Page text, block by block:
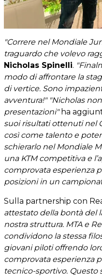
"Correre nel Mondiale
traguardo che volevo
Nicholas Spinelli.
modo di affrontare la
di vertice. Sono
avventura!" "Nicholas
presentazioni"ha
suoi risultati ottenuti nel
così come talento e
schierarlo nel Mondiale
una KTM competitiva e
comprovata esperienza
posizioni in un
Sulla partnership con
attestato della bontà del
nostra struttura. MTA e
condividono la stessa
giovani piloti offrendo
comprovata esperienza
tecnico-sportivo. Questo